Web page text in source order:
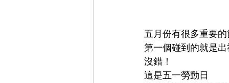
五月份有很多重要
第一個碰到的就是
沒錯！
這是五一勞動日